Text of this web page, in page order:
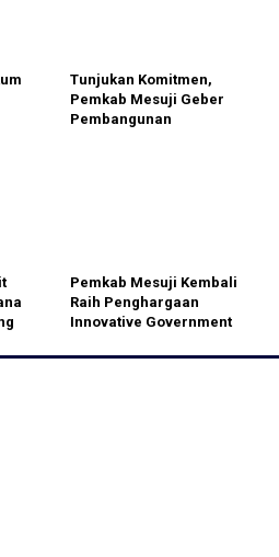
Tunjukan Komitmen,
Pemkab Mesuji Geber
Pembangunan
Pemkab Mesuji Kembali
Raih Penghargaan
Innovative Government